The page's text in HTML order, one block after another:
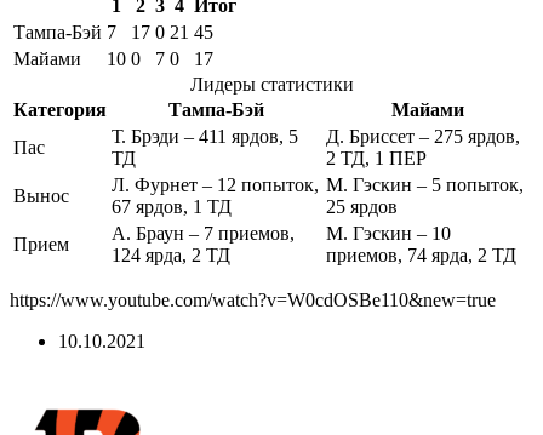
1
2 3 4 Итог
Тампа-Бэй 7 17 0 21 45
Майами
10 0 7 0
17
Лидеры статистики
Категория
Тампа-Бэй
Майами
Пас
Т. Брэди – 411 ярдов, 5
ТД
Д. Бриссет – 275 ярдов,
2 ТД, 1 ПЕР
Вынос
Л. Фурнет – 12 попыток,
67 ярдов, 1 ТД
М. Гэскин – 5 попыток,
25 ярдов
Прием
А. Браун – 7 приемов,
124 ярда, 2 ТД
М. Гэскин – 10
приемов, 74 ярда, 2 ТД
https://www.youtube.com/watch?v=W0cdOSBe110&new=true
10.10.2021